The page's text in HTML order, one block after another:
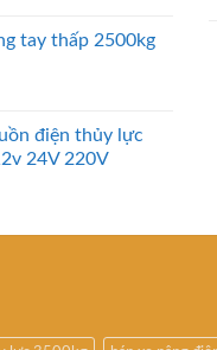
tay thấp 2500kg
điện thủy lực
24V 220V